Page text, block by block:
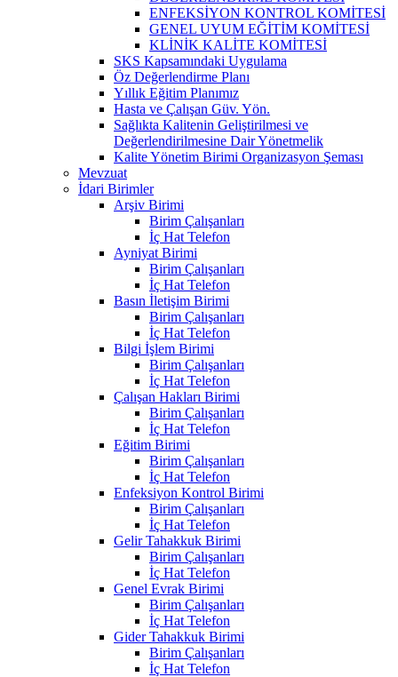
ENFEKSİYON KONTROL KOMİTESİ
GENEL UYUM EĞİTİM KOMİTESİ
KLİNİK KALİTE KOMİTESİ
SKS Kapsamındaki Uygulama
Öz Değerlendirme Planı
Yıllık Eğitim Planımız
Hasta ve Çalışan Güv. Yön.
Sağlıkta Kalitenin Geliştirilmesi ve
Değerlendirilmesine Dair Yönetmelik
Kalite Yönetim Birimi Organizasyon Şeması
Mevzuat
İdari Birimler
Arşiv Birimi
Birim Çalışanları
İç Hat Telefon
Ayniyat Birimi
Birim Çalışanları
İç Hat Telefon
Basın İletişim Birimi
Birim Çalışanları
İç Hat Telefon
Bilgi İşlem Birimi
Birim Çalışanları
İç Hat Telefon
Çalışan Hakları Birimi
Birim Çalışanları
İç Hat Telefon
Eğitim Birimi
Birim Çalışanları
İç Hat Telefon
Enfeksiyon Kontrol Birimi
Birim Çalışanları
İç Hat Telefon
Gelir Tahakkuk Birimi
Birim Çalışanları
İç Hat Telefon
Genel Evrak Birimi
Birim Çalışanları
İç Hat Telefon
Gider Tahakkuk Birimi
Birim Çalışanları
İç Hat Telefon